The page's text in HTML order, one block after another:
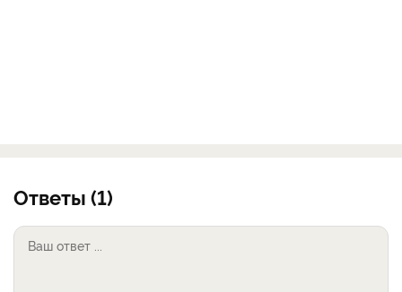
Ответы (1)